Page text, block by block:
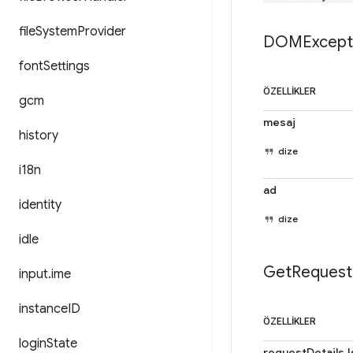
fileSystemProvider
fontSettings
gcm
history
i18n
identity
idle
input.ime
instanceID
loginState
ÖZELLIKLER
mesaj
dize
ad
dize
GetRequest
ÖZELLIKLER